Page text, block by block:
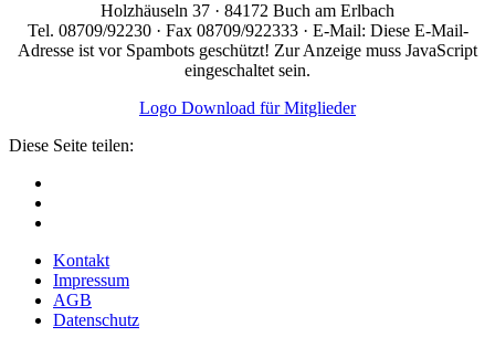
Holzhäuseln 37 · 84172 Buch am Erlbach
Tel. 08709/92230 · Fax 08709/922333 · E-Mail: Diese E-Mail-
Adresse ist vor Spambots geschützt! Zur Anzeige muss JavaScript
eingeschaltet sein.
Logo Download für Mitglieder
Diese Seite teilen:
Kontakt
Impressum
AGB
Datenschutz